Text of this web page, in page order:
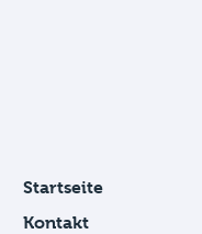
Startseite
Kontakt